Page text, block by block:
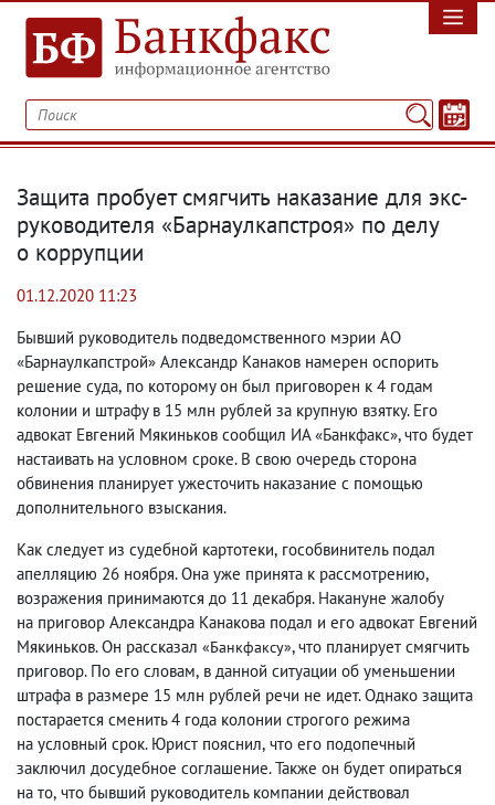
Защита пробует смягчить наказание для экс-
руководителя «Барнаулкапстроя» по делу
о коррупции
01.12.2020 11:23
Бывший руководитель подведомственного мэрии АО
«Барнаулкапстрой» Александр Канаков намерен оспорить
решение суда, по которому он был приговорен к 4 годам
колонии и штрафу в 15 млн рублей за крупную взятку. Его
адвокат Евгений Мякиньков сообщил ИА «Банкфакс», что будет
настаивать на условном сроке. В свою очередь сторона
обвинения планирует ужесточить наказание с помощью
дополнительного взыскания.
Как следует из судебной картотеки, гособвинитель подал
апелляцию 26 ноября. Она уже принята к рассмотрению,
возражения принимаются до 11 декабря. Накануне жалобу
на приговор Александра Канакова подал и его адвокат Евгений
Мякиньков. Он рассказал «Банкфаксу», что планирует смягчить
приговор. По его словам, в данной ситуации об уменьшении
штрафа в размере 15 млн рублей речи не идет. Однако защита
постарается сменить 4 года колонии строгого режима
на условный срок. Юрист пояснил, что его подопечный
заключил досудебное соглашение. Также он будет опираться
на то, что бывший руководитель компании действовал